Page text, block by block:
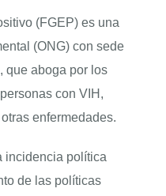
(FGEP) es una
(ONG) con sede
que aboga por los
con VIH,
enfermedades.
incidencia política
de las políticas